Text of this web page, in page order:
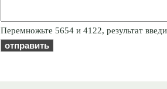
Пepeмнoжьтe 5654 и 4122, результат